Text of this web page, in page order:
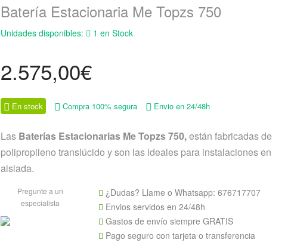
Batería Estacionaria Me Topzs 750
Unidades disponibles: 1 en Stock
2.575,00€
En stock Compra 100% segura Envio en 24/48h
Las Baterías Estacionarias Me Topzs 750,están fabricadas de
polipropileno translúcido y son las ideales para instalaciones en
aislada.
Pregunte a un
especialista
¿Dudas? Llame o Whatsapp: 676717707
Envios servidos en 24/48h
Gastos de envío siempre GRATIS
Pago seguro con tarjeta o transferencia